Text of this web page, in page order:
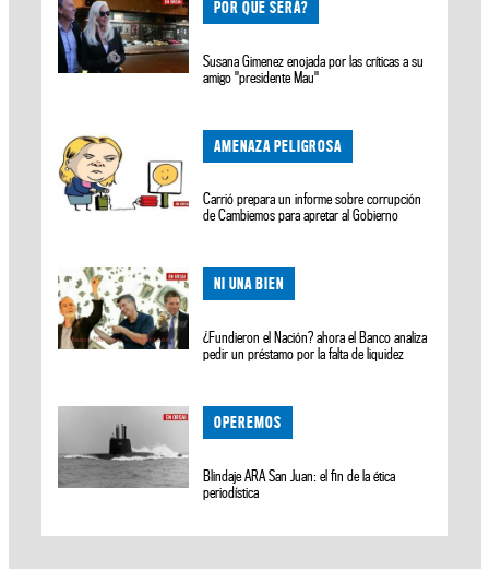
POR QUE SERÁ?
Susana Gimenez enojada por las críticas a su
amigo "presidente Mau"
AMENAZA PELIGROSA
Carrió prepara un informe sobre corrupción
de Cambiemos para apretar al Gobierno
NI UNA BIEN
¿Fundieron el Nación? ahora el Banco analiza
pedir un préstamo por la falta de liquidez
OPEREMOS
Blindaje ARA San Juan: el fin de la ética
periodística